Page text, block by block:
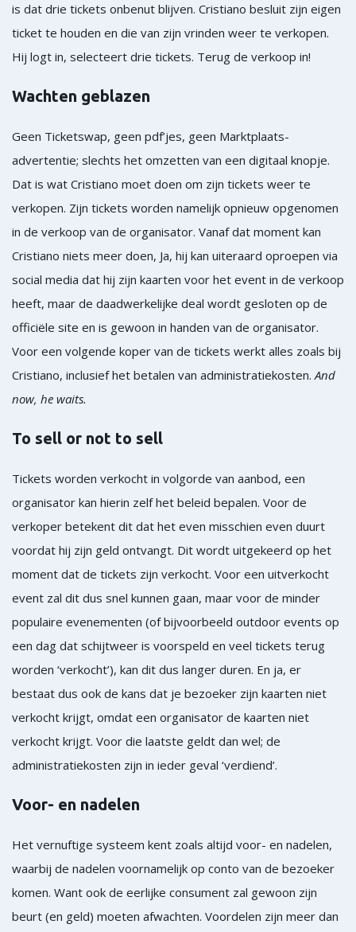
is dat drie tickets onbenut blijven. Cristiano besluit zijn eigen
ticket te houden en die van zijn vrinden weer te verkopen.
Hij logt in, selecteert drie tickets. Terug de verkoop in!
Wachten geblazen
Geen Ticketswap, geen pdf’jes, geen Marktplaats-
advertentie; slechts het omzetten van een digitaal knopje.
Dat is wat Cristiano moet doen om zijn tickets weer te
verkopen. Zijn tickets worden namelijk opnieuw opgenomen
in de verkoop van de organisator. Vanaf dat moment kan
Cristiano niets meer doen, Ja, hij kan uiteraard oproepen via
social media dat hij zijn kaarten voor het event in de verkoop
heeft, maar de daadwerkelijke deal wordt gesloten op de
officiële site en is gewoon in handen van de organisator.
Voor een volgende koper van de tickets werkt alles zoals bij
Cristiano, inclusief het betalen van administratiekosten.And
now, he waits.
To sell or not to sell
Tickets worden verkocht in volgorde van aanbod, een
organisator kan hierin zelf het beleid bepalen. Voor de
verkoper betekent dit dat het even misschien even duurt
voordat hij zijn geld ontvangt. Dit wordt uitgekeerd op het
moment dat de tickets zijn verkocht. Voor een uitverkocht
event zal dit dus snel kunnen gaan, maar voor de minder
populaire evenementen (of bijvoorbeeld outdoor events op
een dag dat schijtweer is voorspeld en veel tickets terug
worden ‘verkocht’), kan dit dus langer duren. En ja, er
bestaat dus ook de kans dat je bezoeker zijn kaarten niet
verkocht krijgt, omdat een organisator de kaarten niet
verkocht krijgt. Voor die laatste geldt dan wel; de
administratiekosten zijn in ieder geval ‘verdiend’.
Voor- en nadelen
Het vernuftige systeem kent zoals altijd voor- en nadelen,
waarbij de nadelen voornamelijk op conto van de bezoeker
komen. Want ook de eerlijke consument zal gewoon zijn
beurt (en geld) moeten afwachten. Voordelen zijn meer dan